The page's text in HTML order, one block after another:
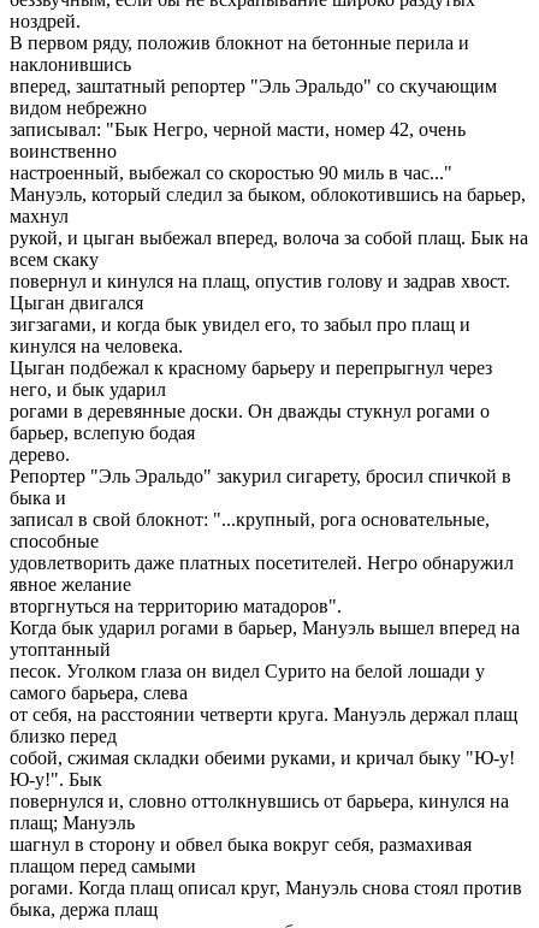
ноздрей.
В первом ряду, положив блокнот на бетонные перила и
наклонившись
вперед, заштатный репортер "Эль Эральдо" со скучающим
видом небрежно
записывал: "Бык Негро, черной масти, номер 42, очень
воинственно
настроенный, выбежал со скоростью 90 миль в час..."
Мануэль, который следил за быком, облокотившись на барьер,
махнул
рукой, и цыган выбежал вперед, волоча за собой плащ. Бык на
всем скаку
повернул и кинулся на плащ, опустив голову и задрав хвост.
Цыган двигался
зигзагами, и когда бык увидел его, то забыл про плащ и
кинулся на человека.
Цыган подбежал к красному барьеру и перепрыгнул через
него, и бык ударил
рогами в деревянные доски. Он дважды стукнул рогами о
барьер, вслепую бодая
дерево.
Репортер "Эль Эральдо" закурил сигарету, бросил спичкой в
быка и
записал в свой блокнот: "...крупный, рога основательные,
способные
удовлетворить даже платных посетителей. Негро обнаружил
явное желание
вторгнуться на территорию матадоров".
Когда бык ударил рогами в барьер, Мануэль вышел вперед на
утоптанный
песок. Уголком глаза он видел Сурито на белой лошади у
самого барьера, слева
от себя, на расстоянии четверти круга. Мануэль держал плащ
близко перед
собой, сжимая складки обеими руками, и кричал быку "Ю-у!
Ю-у!". Бык
повернулся и, словно оттолкнувшись от барьера, кинулся на
плащ; Мануэль
шагнул в сторону и обвел быка вокруг себя, размахивая
плащом перед самыми
рогами. Когда плащ описал круг, Мануэль снова стоял против
быка, держа плащ